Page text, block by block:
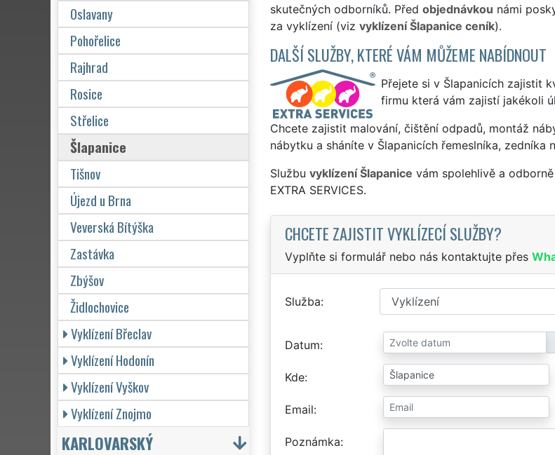
skutečných odborníků. Před objednávkou námi
za vyklízení (viz vyklízení Šlapanice ceník).
DALŠÍ SLUŽBY, KTERÉ VÁM MŮŽEME NABÍDNOUT
Přejete si v Šlapanicích zajistit
firmu která vám zajistí jakékoli
Chcete zajistit malování, čištění odpadů, montáž
nábytku a sháníte v Šlapanicích řemeslníka, zedníka
Službu vyklízení Šlapanice vám spolehlivě a
EXTRA SERVICES.
CHCETE ZAJISTIT VYKLÍZECÍ SLUŽBY?
Vyplňte si formulář nebo nás kontaktujte přes
Služba
Datum
Kde
Email
Poznámka
Oslavany
Pohořelice
Rajhrad
Rosice
Střelice
Šlapanice
Tišnov
Újezd u Brna
Veverská Bítýška
Zastávka
Zbýšov
Židlochovice
Vyklízení Břeclav
Vyklízení Hodonín
Vyklízení Vyškov
Vyklízení Znojmo
KARLOVARSKÝ